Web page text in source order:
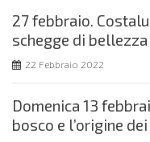
27 febbraio.
schegge di bellezza
22 Febbraio 2022
Domenica 13
bosco e l’origine